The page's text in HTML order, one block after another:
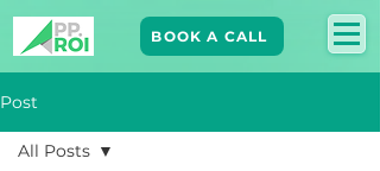
BOOK A CALL
Post
All Posts